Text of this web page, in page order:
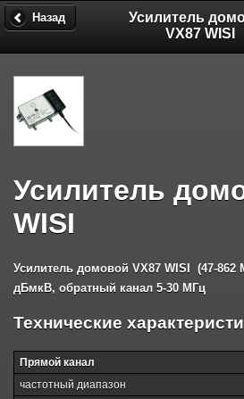
Усилитель
VX87 WISI
Назад
Усилитель
WISI
Усилитель домовой VX87 WISI (47-862
дБмкВ, обратный канал 5-30 МГц
Технические
Прямой канал
частотный диапазон